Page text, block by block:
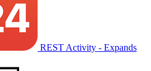
REST Activity - Expands